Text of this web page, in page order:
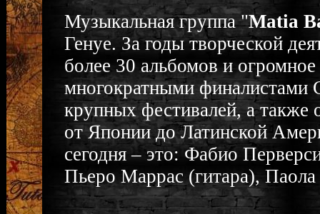
Музыкальная группа "Matia
Генуе. За годы творческой
более 30 альбомов и огромное
многократными финалистами
крупных фестивалей, а также
от Японии до Латинской
сегодня – это: Фабио
Пьеро Маррас (гитара),